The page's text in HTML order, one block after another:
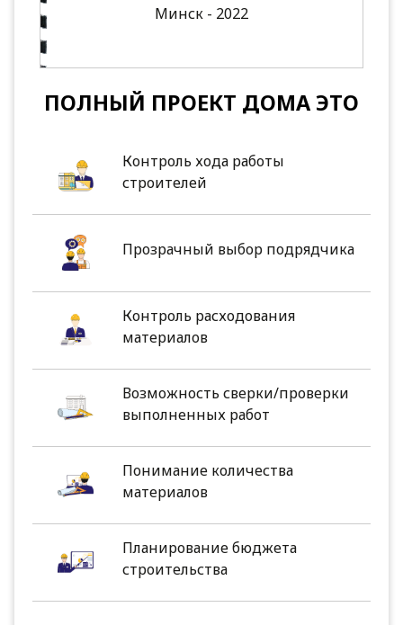
Минск - 2022
ПОЛНЫЙ ПРОЕКТ ДОМА ЭТО
Контроль хода работы
строителей
Прозрачный выбор подрядчика
Контроль расходования
материалов
Возможность сверки/проверки
выполненных работ
Понимание количества
материалов
Планирование бюджета
строительства